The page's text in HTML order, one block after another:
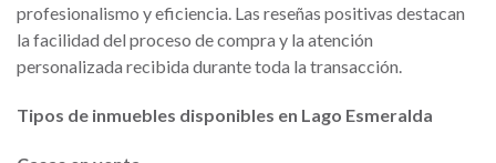
profesionalismo y eficiencia. Las reseñas positivas destacan
la facilidad del proceso de compra y la atención
personalizada recibida durante toda la transacción.
Tipos de inmuebles disponibles en Lago Esmeralda